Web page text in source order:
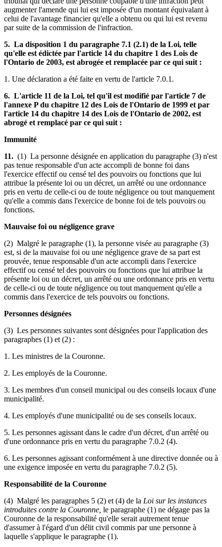
augmenter l'amende qui lui est imposée d'un montant équivalant à
celui de l'avantage financier qu'elle a obtenu ou qui lui est revenu
par suite de la commission de l'infraction.
5. La disposition 1 du paragraphe 7.1 (2.1) de la Loi, telle
qu'elle est édictée par l'article 14 du chapitre 1 des Lois de
l'Ontario de 2003, est abrogée et remplacée par ce qui suit :
1. Une déclaration a été faite en vertu de l'article 7.0.1.
6. L'article 11 de la Loi, tel qu'il est modifié par l'article 7 de
l'annexe P du chapitre 12 des Lois de l'Ontario de 1999 et par
l'article 14 du chapitre 14 des Lois de l'Ontario de 2002, est
abrogé et remplacé par ce qui suit :
Immunité
11. (1) La personne désignée en application du paragraphe (3) n'est
pas tenue responsable d'un acte accompli de bonne foi dans
l'exercice effectif ou censé tel des pouvoirs ou fonctions que lui
attribue la présente loi ou un décret, un arrêté ou une ordonnance
pris en vertu de celle-ci ou de toute négligence ou tout manquement
qu'elle a commis dans l'exercice de bonne foi de tels pouvoirs ou
fonctions.
Mauvaise foi ou négligence grave
(2) Malgré le paragraphe (1), la personne visée au paragraphe (3)
est, si de la mauvaise foi ou une négligence grave de sa part est
prouvée, tenue responsable d'un acte accompli dans l'exercice
effectif ou censé tel des pouvoirs ou fonctions que lui attribue la
présente loi ou un décret, un arrêté ou une ordonnance pris en vertu
de celle-ci ou de toute négligence ou tout manquement qu'elle a
commis dans l'exercice de tels pouvoirs ou fonctions.
Personnes désignées
(3) Les personnes suivantes sont désignées pour l'application des
paragraphes (1) et (2) :
1. Les ministres de la Couronne.
2. Les employés de la Couronne.
3. Les membres d'un conseil municipal ou des conseils locaux d'une
municipalité.
4. Les employés d'une municipalité ou de ses conseils locaux.
5. Les personnes agissant dans le cadre d'un décret, d'un arrêté ou
d'une ordonnance pris en vertu du paragraphe 7.0.2 (4).
6. Les personnes agissant conformément à une directive donnée ou à
une exigence imposée en vertu du paragraphe 7.0.2 (5).
Responsabilité de la Couronne
(4) Malgré les paragraphes 5 (2) et (4) de la Loi sur les instances
introduites contre la Couronne, le paragraphe (1) ne dégage pas la
Couronne de la responsabilité qu'elle serait autrement tenue
d'assumer à l'égard d'un délit civil commis par une personne à
laquelle s'applique le paragraphe (1).